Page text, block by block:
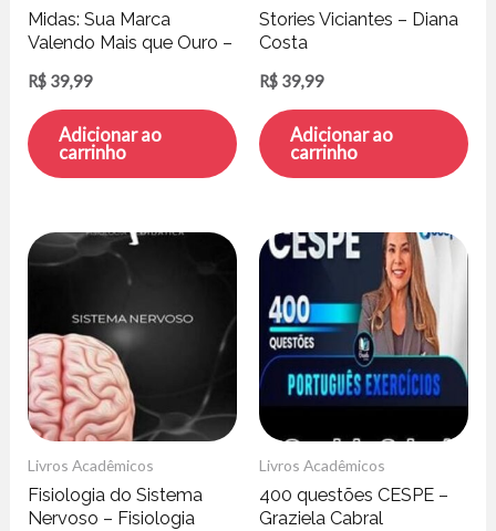
Midas: Sua Marca
Valendo Mais que Ouro –
R$ 39,99
Adicionar ao
carrinho
Stories Viciantes – Diana
Costa
R$ 39,99
Adicionar ao
carrinho
Livros Acadêmicos
Fisiologia do Sistema
Nervoso – Fisiologia
Livros Acadêmicos
400 questões CESPE –
Graziela Cabral